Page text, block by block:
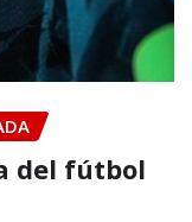
del fútbol